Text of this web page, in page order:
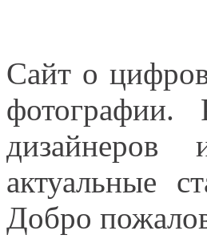
Сайт о
фотографии.
дизайнеров
актуальные
Добро